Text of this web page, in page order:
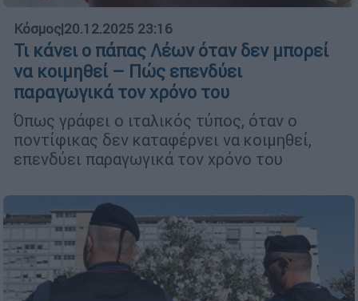
Κόσμος|20.12.2025 23:16
Τι κάνει ο πάπας Λέων όταν δεν μπορεί
να κοιμηθεί – Πώς επενδύει
παραγωγικά τον χρόνο του
Όπως γράφει ο ιταλικός τύπος, όταν ο
ποντίφικας δεν καταφέρνει να κοιμηθεί,
επενδύει παραγωγικά τον χρόνο του